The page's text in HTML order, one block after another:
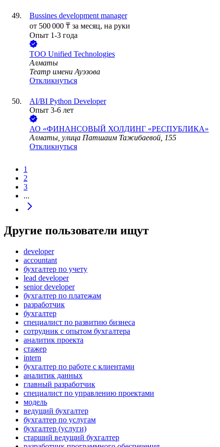
Bussines development manager
от 500 000 ₸ за месяц, на руки
Опыт 1-3 года
ТОО Unified Technologies
Алматы
Театр имени Ауэзова
Откликнуться
AI/BI Python Developer
Опыт 3-6 лет
АО «ФИНАНСОВЫЙ ХОЛДИНГ «РЕСПУБЛИКА»
Алматы, улица Патшаим Тажибаевой, 155
Откликнуться
1
2
3
...
Другие пользователи ищут
developer
accountant
бухгалтер по учету
lead developer
senior developer
бухгалтер по платежам
разработчик
бухгалтер
специалист по развитию бизнеса
сотрудник с опытом бухгалтера
аналитик проекта
стажер
intern
бухгалтер по работе с клиентами
аналитик данных
главный разработчик
специалист по управлению проектами
модель
ведущий бухгалтер
бухгалтер по услугам
бухгалтер (услуги)
старший ведущий бухгалтер